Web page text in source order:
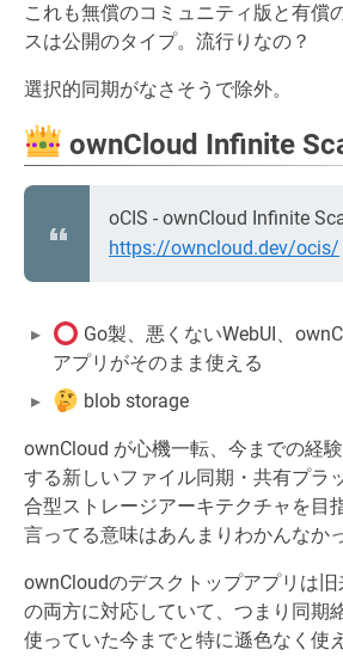
これも無償のコミュニティ版と有償
スは公開のタイプ。流行りなの？
選択的同期がなさそうで除外。
ownCloud Infinite
oCIS - ownCloud Infinite
https://owncloud.dev/ocis/
Go製、悪くないWebUI、
アプリがそのまま使える
blob storage
ownCloud が心機一転、今までの経
する新しいファイル同期・共有プラ
合型ストレージアーキテクチャを目
言ってる意味はあんまりわかんなか
ownCloudのデスクトップアプリは旧
の両方に対応していて、つまり同期
使っていた今までと特に遜色なく使